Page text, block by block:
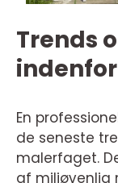
Trends
En
de seneste
malerfaget.
af miljøvenlig